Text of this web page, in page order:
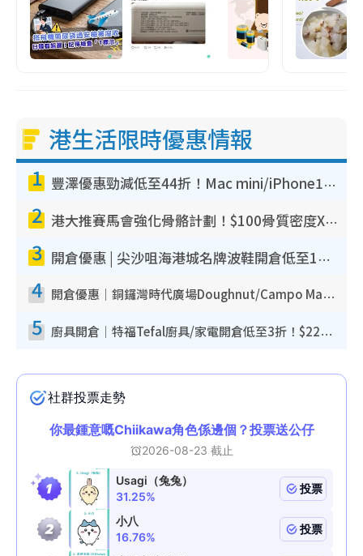
港生活限時優惠情報
1 豐澤優惠勁減低至44折！Mac mini/iPhone17Pro大減價！廚房家電$220起
2 港大推賽馬會強化骨骼計劃！$100骨質密度X光檢查 完成免費運動訓練送超市禮券！附參加資格
3 開倉優惠 | 尖沙咀海港城名牌波鞋開倉低至1折！On鞋$899起／Joy&Peace鞋履$98起
4 開倉優惠｜銅鑼灣時代廣場Doughnut/Campo Marzio開倉低至1折！背囊、書包、手袋劈價$200起
5 廚具開倉｜特福Tefal廚具/家電開倉低至3折！$220起買平底鍋/炒鑊/湯煲！電飯煲/吸塵機/燙斗$418起